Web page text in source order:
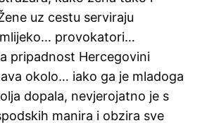
uz cestu serviraju
provokatori…
pripadnost Hercegovini
okolo… iako ga je mladoga
dopala, nevjerojatno je s
manira i obzira sve